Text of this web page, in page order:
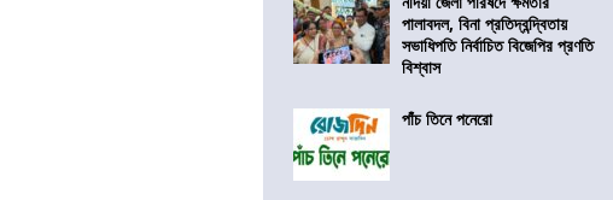
পালাবদল, বিনা প্রতিদ্বন্দ্বিতায়
সভাধিপতি নির্বাচিত বিজেপির প্রণতি
বিশ্বাস
পাঁচ তিনে পনেরো